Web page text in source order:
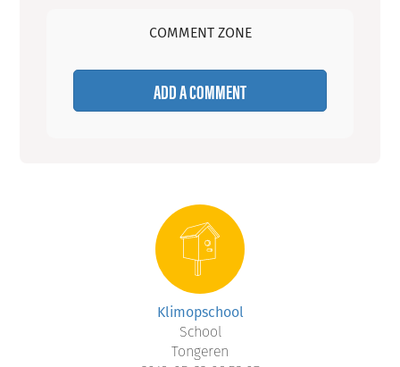
COMMENT ZONE
ADD A COMMENT
Klimopschool
School
Tongeren